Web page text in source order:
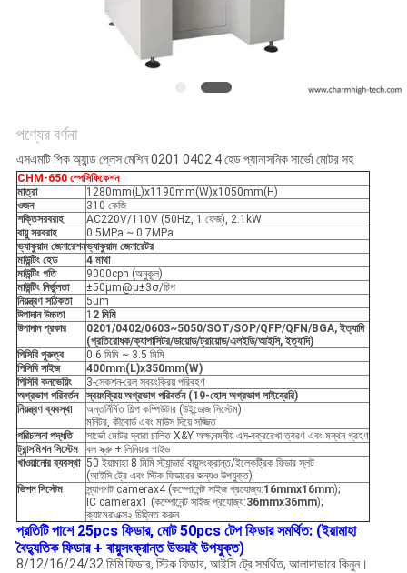
পণ্যের বর্ণনা
এসএমটি পিক অ্যান্ড প্লেস মেশিন 0201 0402 4 হেড প্যানাসনিক সার্ভো মোটর সহ
CHM-650 স্পেসিফিকেশন
মাত্রা
1280mm(L)x1190mm(W)x1050mm(H)
ওজন
310 কেজি
শক্তিসরবরাহ
AC220V/110V (50Hz, 1 ফেজ), 2.1kW
বায়ু সরবরাহ
0.5MPa ~ 0.7MPa
ভ্যাকুয়াম জেনারেশনভ্যাকুয়াম জেনারেটর
মাউন্টিং হেড
4 মাথা
মাউন্টিং গতি
9000cph (অনুকূল)
মাউন্টিং নির্ভুলতা
±50μm@μ±3σ/চিপ
নিয়ন্ত্রণ সঠিকতা
5μm
উপাদান উচ্চতা
1 2 মিমি
উপাদান প্রকার
0201/0402/0603~5050/SOT/SOP/QFP/QFN/BGA, ইত্যাদি
(প্রতিরোধক/ক্যাপাসিটর/ডায়োড/ট্রায়োড/এলইডি/আইসি, ইত্যাদি)
পিসিবি পুরুত্ব
0.6 মিমি ~ 3.5 মিমি
পিসিবি সাইজ
400mm(L)x350mm(W)
পিসিবি কনভেয়িং
3-সেকশন-রেল স্বয়ংক্রিয় পরিবহণ
অগ্রভাগ পরিবর্তন
স্বয়ংক্রিয় অগ্রভাগ পরিবর্তন (19-হোল অগ্রভাগ লাইব্রেরি)
নিয়ন্ত্রণ ব্যবস্থা
অন্তর্নির্মিত শিল্প কম্পিউটার (উইন্ডোজ সিস্টেম)
মনিটর, কীবোর্ড এবং মাউস দিয়ে সজ্জিত
পরিচালনা পদ্ধতি
সার্ভো মোটর দ্বারা চালিত X&Y অক্ষ;নমনীয় এস-বক্ররেখা ত্বরণ এবং মন্থন গ্রহণ
ট্রান্সমিশন সিস্টেম
বল স্ক্রু + লিনিয়ার গাইড
খাওয়ানোর ব্যবস্থা 50 ইয়ামাহা 8 মিমি স্ট্যান্ডার্ড বায়ুসংক্রান্ত/ইলেকট্রিক ফিডার স্লট
(আইসি ট্রে এবং স্টিক ফিডারের জন্যও উপযুক্ত)
ভিশন সিস্টেম
স্ন্যাপশট camerax4 (কম্পোনেন্ট সাইজ প্রযোজ্য:16mmx16mm);
IC camerax1 (কম্পোনেন্ট সাইজ প্রযোজ্য:36mmx36mm);
ক্যামেরাএক্স২ চিহ্নিত করুন
প্রতিটি পাশে 25pcs ফিডার, মোট 50pcs টেপ ফিডার সমর্থিত:​ (ইয়ামাহা
বৈদ্যুতিক ফিডার + বায়ুসংক্রান্ত উভয়ই উপযুক্ত)
8/12/16/24/32 মিমি ফিডার, স্টিক ফিডার, আইসি ট্রে সমর্থিত, আলাদাভাবে কিনুন।